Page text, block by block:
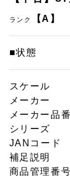
ランク 【A】
■状態
スケール
メーカー
メーカー品番
シリーズ
JANコード
補足説明
商品管理番号